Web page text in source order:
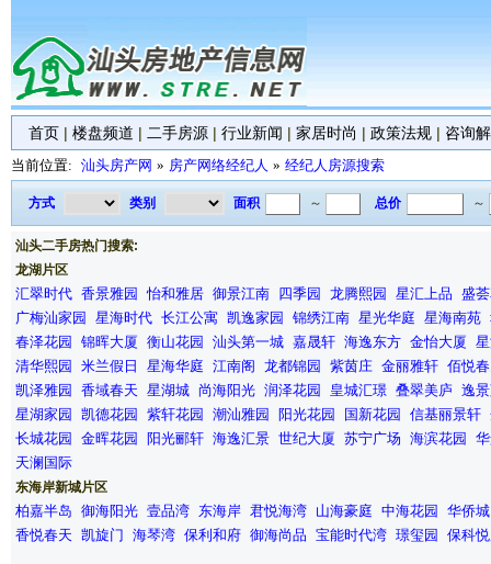
首页 | 楼盘频道 | 二手房源 | 行业新闻 | 家居时尚 | 政策法规 | 咨询
当前位置: 汕头房产网 » 房产网络经纪人 » 经纪人房源搜索
方式 类别 面积 ～ 总价 ～
汕头二手房热门搜索:
龙湖片区
汇翠时代 香景雅园 怡和雅居 御景江南 四季园 龙腾熙园 星汇上品 盛
广梅汕家园
星海时代 长江公寓 凯逸家园 锦绣江南 星光华庭 星海南苑
春泽花园
锦晖大厦 衡山花园 汕头第一城 嘉晟轩 海逸东方 金怡大厦
清华熙园
米兰假日 星海华庭 江南阁 龙都锦园 紫茵庄 金丽雅轩 佰悦
凯泽雅园
香域春天 星湖城 尚海阳光 润泽花园 皇城汇璟 叠翠美庐 逸
星湖家园
凯德花园 紫轩花园 潮汕雅园 阳光花园 国新花园 信基丽景轩
长城花园
金晖花园 阳光郦轩 海逸汇景 世纪大厦 苏宁广场 海滨花园
天澜国际
东海岸新城片区
柏嘉半岛 御海阳光 壹品湾 东海岸 君悦海湾 山海豪庭 中海花园
华侨城
香悦春天 凯旋门 海琴湾 保利和府 御海尚品 宝能时代湾 璟玺园 保科